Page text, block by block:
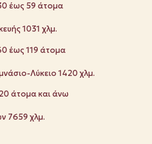
έως 59 άτομα
1031 χλμ.
έως 119 άτομα
Λύκειο 1420 χλμ.
άτομα και άνω
7659 χλμ.